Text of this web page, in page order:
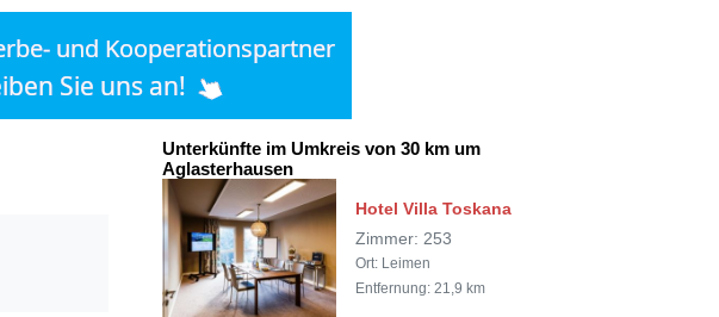
Unterkünfte im Umkreis von 30 km um
Aglasterhausen
Hotel Villa Toskana
Zimmer: 253
Ort: Leimen
Entfernung: 21,9 km